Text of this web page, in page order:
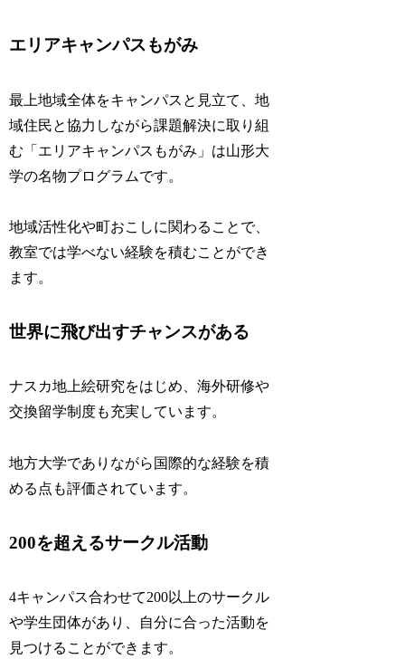
エリアキャンパスもがみ
最上地域全体をキャンパスと見立て、地
域住民と協力しながら課題解決に取り組
む「エリアキャンパスもがみ」は山形大
学の名物プログラムです。
地域活性化や町おこしに関わることで、
教室では学べない経験を積むことができ
ます。
世界に飛び出すチャンスがある
ナスカ地上絵研究をはじめ、海外研修や
交換留学制度も充実しています。
地方大学でありながら国際的な経験を積
める点も評価されています。
200を超えるサークル活動
4キャンパス合わせて200以上のサークル
や学生団体があり、自分に合った活動を
見つけることができます。